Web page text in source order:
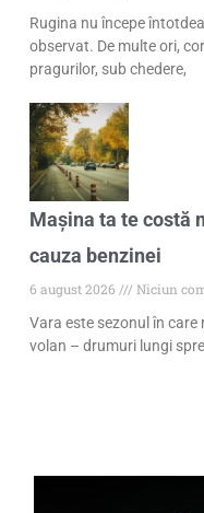
Rugina nu începe
observat. De multe ori,
pragurilor, sub chedere,
Mașina ta te costă
cauza benzinei
6 august 2026
Niciun
Vara este sezonul în
volan – drumuri lungi